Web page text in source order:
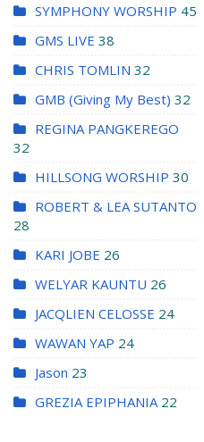
SYMPHONY WORSHIP 45
GMS LIVE 38
CHRIS TOMLIN 32
GMB (Giving My Best) 32
REGINA PANGKEREGO
32
HILLSONG WORSHIP 30
ROBERT & LEA SUTANTO
28
KARI JOBE 26
WELYAR KAUNTU 26
JACQLIEN CELOSSE 24
WAWAN YAP 24
Jason 23
GREZIA EPIPHANIA 22